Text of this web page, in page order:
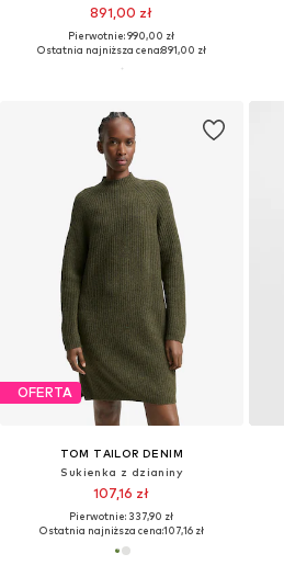
891,00 zł
Pierwotnie: 990,00 zł
Ostatnia najniższa cena:891,00 zł
OFERTA
TOM TAILOR DENIM
Sukienka z dzianiny
107,16 zł
Pierwotnie: 337,90 zł
Ostatnia najniższa cena:107,16 zł